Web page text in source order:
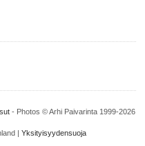
- Photos © Arhi Paivarinta 1999-2026
|Yksityisyydensuoja